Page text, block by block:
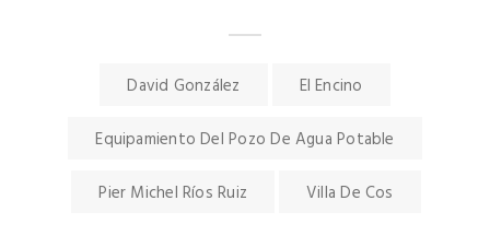
David González El Encino
Equipamiento Del Pozo De Agua Potable
Pier Michel Ríos Ruiz Villa De Cos